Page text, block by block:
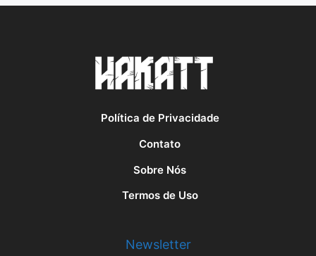
Política de Privacidade
Contato
Sobre Nós
Termos de Uso
Newsletter